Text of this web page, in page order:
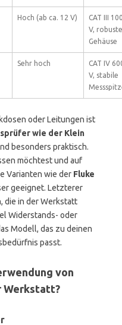
Hoch (ab ca. 12 V)
CAT III
V,
Gehäuse
Sehr hoch
CAT IV
V, stabile
oder Leitungen ist
wie der Klein
besonders praktisch.
möchtest und auf
Varianten wie der Fluke
geeignet. Letzterer
die in der Werkstatt
Widerstands- oder
Modell, das zu deinen
passt.
von
Werkstatt?